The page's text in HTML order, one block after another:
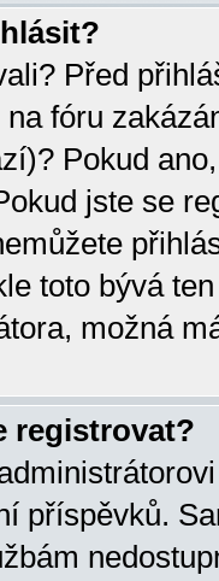
Před
fóru
Pokud
jste se
toto bývá
možná
registrovat?
příspěvků.